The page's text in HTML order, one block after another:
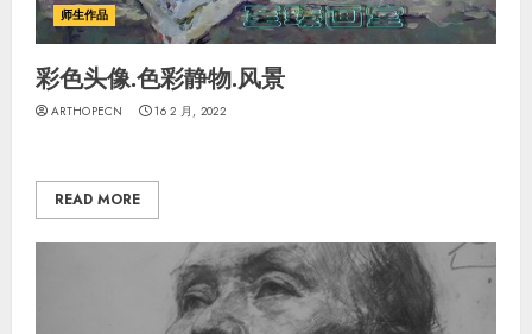
师生作品
彩色头像.色彩静物.风景
ARTHOPECN 16 2 月, 2022
READ MORE